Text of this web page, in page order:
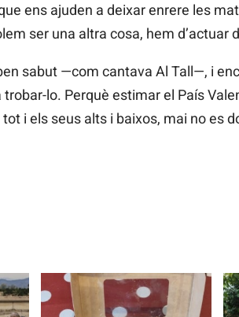
ens ajuden a deixar enrere les
ser una altra cosa, hem d’actuar
sabut —com cantava Al Tall—, i
lo. Perquè estimar el País
i els seus alts i baixos, mai no es